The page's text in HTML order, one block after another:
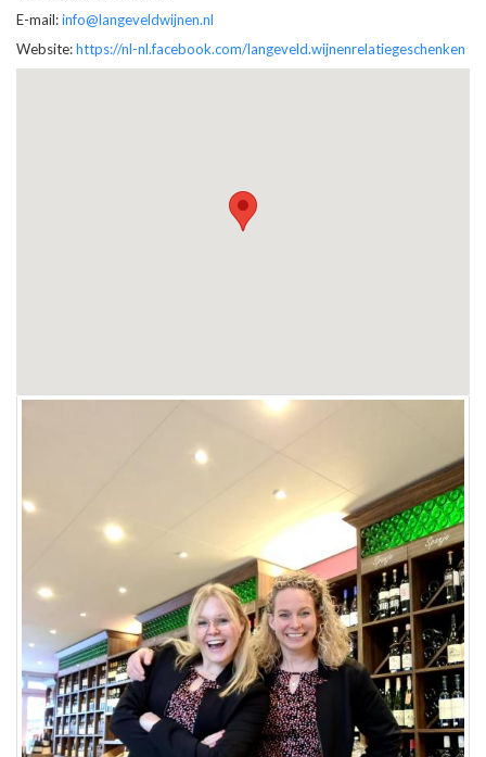
E-mail:info@langeveldwijnen.nl
Website:https://nl-nl.facebook.com/langeveld.wijnenrelatiegeschenken